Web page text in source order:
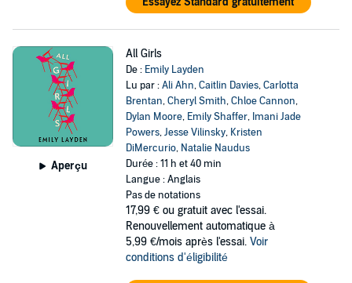
Aperçu
All Girls
De : Emily Layden
Lu par :Ali Ahn,Caitlin Davies,Carlotta
Brentan,Cheryl Smith,Chloe Cannon,
Dylan Moore, Emily Shaffer, Imani Jade
Powers,Jesse Vilinsky, Kristen
DiMercurio, Natalie Naudus
Durée : 11 h et 40 min
Langue : Anglais
Pas de notations
17,99 € ou gratuit avec l'essai.
Renouvellement automatique à
5,99 €/mois après l'essai. Voir
conditions d'éligibilité